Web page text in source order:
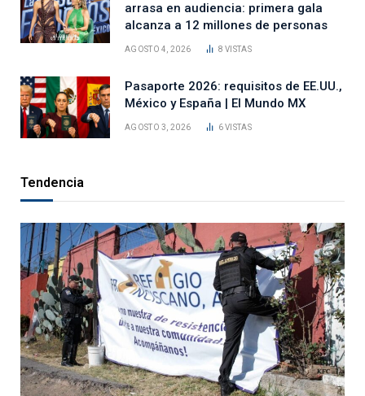
arrasa en audiencia: primera gala
alcanza a 12 millones de personas
AGOSTO 4, 2026 8VISTAS
Pasaporte 2026: requisitos de EE.UU.,
México y España | El Mundo MX
AGOSTO 3, 2026 6VISTAS
Tendencia